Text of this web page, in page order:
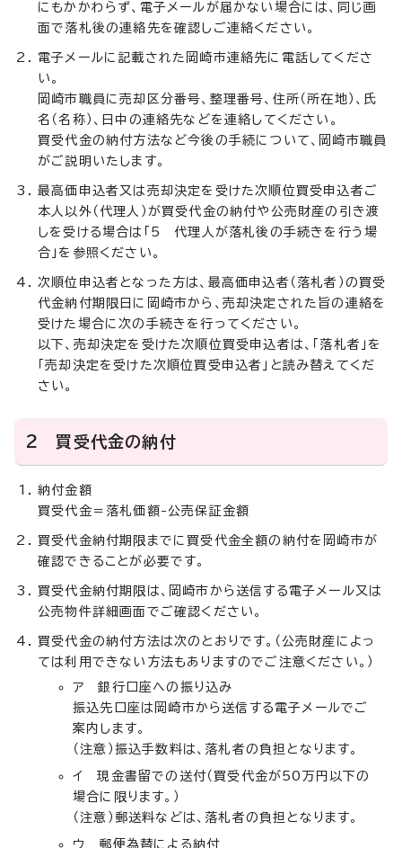
にもかかわらず、電子メールが届かない場合には、同じ画
面で落札後の連絡先を確認しご連絡ください。
電子メールに記載された岡崎市連絡先に電話してくださ
い。
岡崎市職員に売却区分番号、整理番号、住所（所在地）、氏
名（名称）、日中の連絡先などを連絡してください。
買受代金の納付方法など今後の手続について、岡崎市職員
がご説明いたします。
最高価申込者又は売却決定を受けた次順位買受申込者ご
本人以外（代理人）が買受代金の納付や公売財産の引き渡
しを受ける場合は「5 代理人が落札後の手続きを行う場
合」を参照ください。
次順位申込者となった方は、最高価申込者（落札者）の買受
代金納付期限日に岡崎市から、売却決定された旨の連絡を
受けた場合に次の手続きを行ってください。
以下、売却決定を受けた次順位買受申込者は、「落札者」を
「売却決定を受けた次順位買受申込者」と読み替えてくだ
さい。
2 買受代金の納付
納付金額
買受代金＝落札価額-公売保証金額
買受代金納付期限までに買受代金全額の納付を岡崎市が
確認できることが必要です。
買受代金納付期限は、岡崎市から送信する電子メール又は
公売物件詳細画面でご確認ください。
買受代金の納付方法は次のとおりです。（公売財産によっ
ては利用できない方法もありますのでご注意ください。）
ア 銀行口座への振り込み
振込先口座は岡崎市から送信する電子メールでご
案内します。
（注意）振込手数料は、落札者の負担となります。
イ 現金書留での送付（買受代金が50万円以下の
場合に限ります。）
（注意）郵送料などは、落札者の負担となります。
ウ 郵便為替による納付